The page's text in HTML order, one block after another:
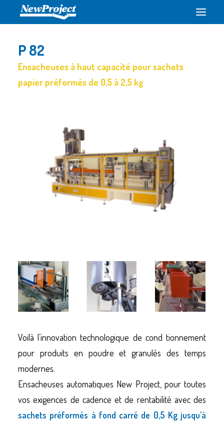
HOME
ENTREPRISE
CONTACTEZ-NOUS
FRANÇAIS
+39 0541 758644
P 82
Ensacheuses à haut capacité pour sachets
papier préformés de 0,5 à 2,5 kg
Voilà l’innovation technologique de cond tionnement
pour produits en poudre et granulés des temps
modernes.
Ensacheuses automatiques New Project, pour toutes
vos exigences de cadence et de rentabilité avec des
sachets préformés à fond carré de 0,5 Kg jusqu’à